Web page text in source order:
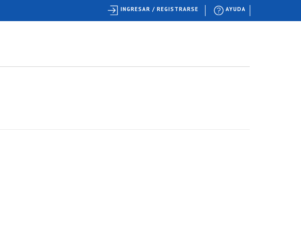
AYUDA
INGRESAR / REGISTRARSE